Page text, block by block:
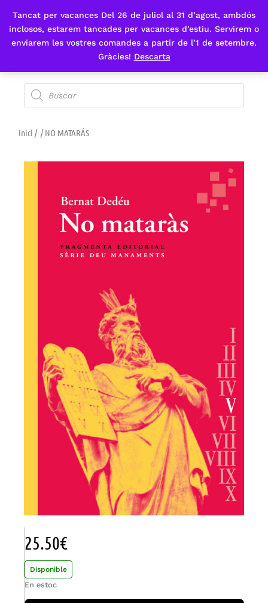
Tancat per vacances Del 26 de juliol al 31 d’agost, ambdós
inclosos, estarem tancades per vacances d’estiu. Servirem o
enviarem les vostres comandes a partir de l’1 de setembre.
Gràcies! Descarta
Fes-te'n sòcia
Inici / / NO MATARÁS
25.50€
Disponible
En estoc